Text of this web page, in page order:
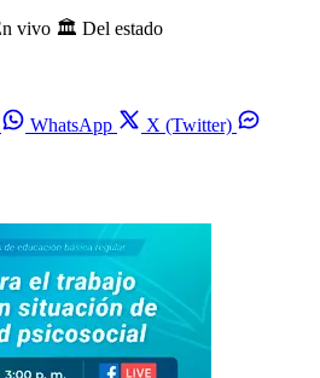
vivo 🏛️ Del estado
WhatsApp
X (Twitter)